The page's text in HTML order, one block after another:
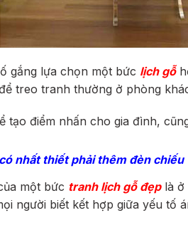
gắng lựa chọn một bức lịch gỗ
treo tranh thường ở phòng
tạo điểm nhấn cho gia đình,
nhất thiết phải thêm đèn chiếu
một bức tranh lịch gỗ đẹplà ở
người biết kết hợp giữa yếu tố